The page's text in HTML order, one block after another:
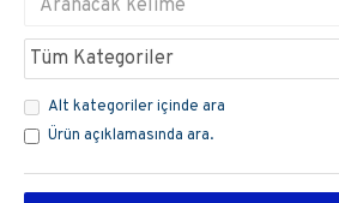
Alt kategoriler içinde ara
Ürün açıklamasında ara.